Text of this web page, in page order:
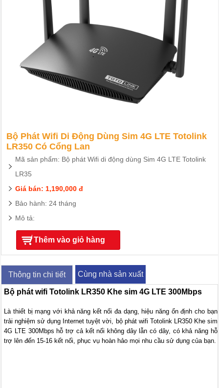
Bộ Phát Wifi Di Động Dùng Sim 4G LTE Totolink
LR350 Có Cổng Lan
Mã sản phẩm: Bộ phát Wifi di động dùng Sim 4G LTE Totolink
LR35
Giá bán: 1,190,000 đ
Bảo hành: 24 tháng
Mô tả:
Thêm vào giỏ hàng
Thông tin chi tiết Cùng nhà sản xuất
Bộ phát wifi Totolink LR350 Khe sim 4G LTE 300Mbps
Là thiết bị mạng với khả năng kết nối đa dạng, hiệu năng ổn định cho bạn
trải nghiệm sử dụng Internet tuyệt vời, bộ phát wifi Totolink LR350 Khe sim
4G LTE 300Mbps hỗ trợ cả kết nối không dây lẫn có dây, có khả năng hỗ
trợ lên đến 15-16 kết nối, phục vụ hoàn hảo mọi nhu cầu sử dụng của bạn.